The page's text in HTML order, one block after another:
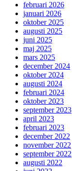
februari 2026
januari 2026
oktober 2025
augusti 2025
juni 2025
maj 2025
mars 2025
december 2024
oktober 2024
augusti 2024
februari 2024
oktober 2023
september 2023
april 2023
februari 2023
december 2022
november 2022
september 2022
augusti 2022